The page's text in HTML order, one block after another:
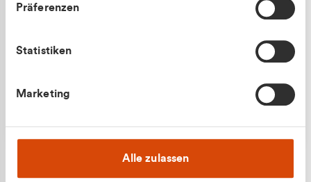
Präferenzen
Statistiken
Marketing
Alle zulassen